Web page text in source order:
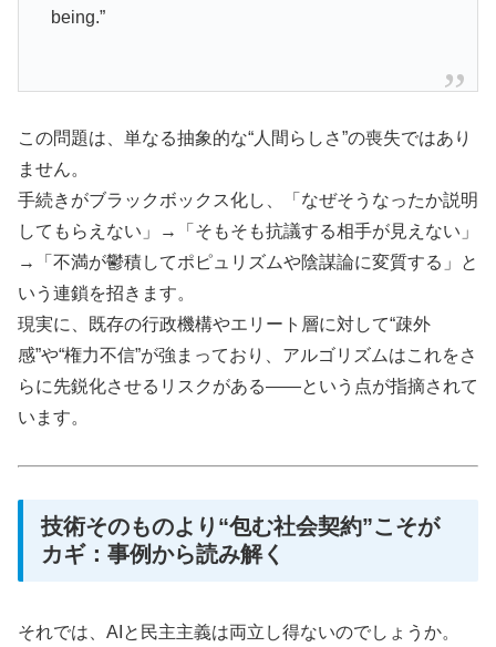
being.”
この問題は、単なる抽象的な“人間らしさ”の喪失ではあり
ません。
手続きがブラックボックス化し、「なぜそうなったか説明
してもらえない」→「そもそも抗議する相手が見えない」
→「不満が鬱積してポピュリズムや陰謀論に変質する」と
いう連鎖を招きます。
現実に、既存の行政機構やエリート層に対して“疎外
感”や“権力不信”が強まっており、アルゴリズムはこれをさ
らに先鋭化させるリスクがある――という点が指摘されて
います。
技術そのものより“包む社会契約”こそが
カギ：事例から読み解く
それでは、AIと民主主義は両立し得ないのでしょうか。